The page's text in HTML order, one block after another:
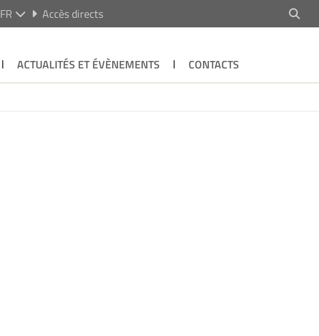
FR Accès directs
ACTUALITÉS ET ÉVÈNEMENTS
CONTACTS